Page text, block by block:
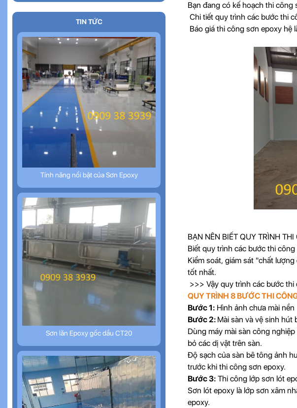
TIN TỨC
Tính năng nổi bật của Sơn Epoxy
Sơn lăn Epoxy gốc dầu CT20
Bạn đang có kế hoạch thi công
Chi tiết quy trình các bước thi
Báo giá thi công sơn epoxy hệ
BẠN NÊN BIẾT QUY TRÌNH
Biết quy trình các bước thi
Kiểm soát, giám sát "chất
tốt nhất.
>>> Vậy quy trình các bước
QUY TRÌNH 8 BƯỚC THI
Bước 1: Hình ảnh chưa mài nền
Bước 2: Mài sàn và vệ sinh hút
Dùng máy mài sàn công
bỏ các dị vật trên sàn.
Độ sạch của sàn bê tông ảnh
trước khi thi công sơn epoxy.
Bước 3: Thi công lớp sơn lót
Sơn lót epoxy là lớp sơn xâm
epoxy.